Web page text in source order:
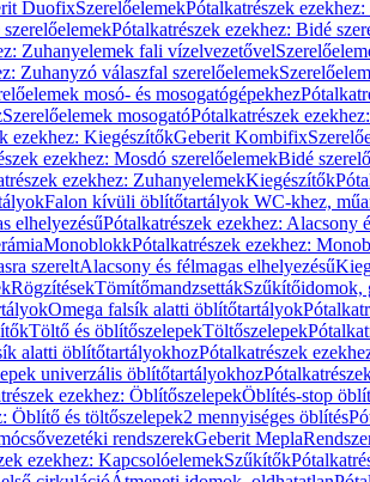
DuofixSzerelőelemekPótalkatrészek
Pótalkatrészek ezekhez: Bidé
Zuhanyelemek fali vízelvezetővel
Zuhanyzó válaszfal szerelőelemek
mosó- és mosogatógépekhez
Szerelőelemek mosogatóPótalkatrészek
ezekhez: KiegészítőkGeberit Kombifix
ezekhez: Mosdó szerelőelemekBidé
ezekhez: ZuhanyelemekKiegészítők
Falon kívüli öblítőtartályok WC-khez,
elhelyezésűPótalkatrészek ezekhez: Alacsony
MonoblokkPótalkatrészek ezekhez:
szereltAlacsony és félmagas elhelyezésű
RögzítésekTömítőmandzsettákSzűkítőidomok,
Omega falsík alatti öblítőtartályok
Töltő és öblítőszelepekTöltőszelepek
alatti öblítőtartályokhozPótalkatrészek
univerzális öblítőtartályokhoz
ezekhez: ÖblítőszelepekÖblítés-stop
Öblítő és töltőszelepek2 mennyiséges öblítés
rendszerekGeberit Mepla
ezekhez: KapcsolóelemekSzűkítők